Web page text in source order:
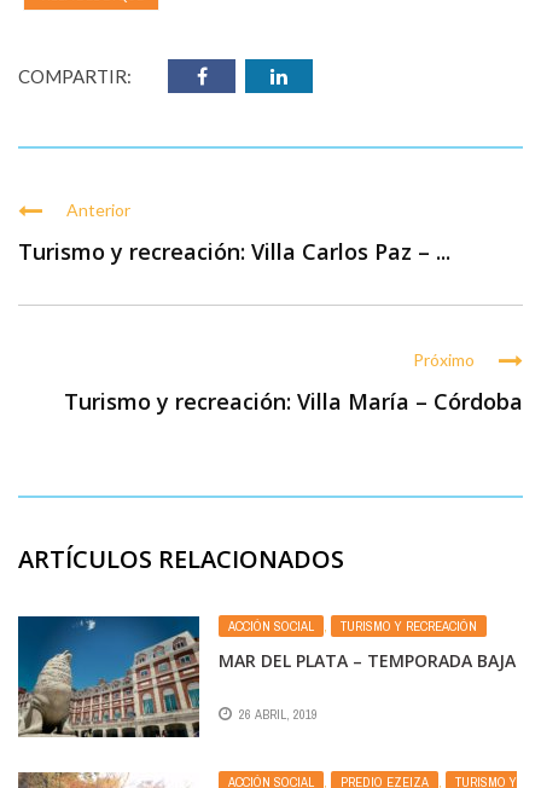
COMPARTIR:
Anterior
Turismo y recreación: Villa Carlos Paz – ...
Próximo
Turismo y recreación: Villa María – Córdoba
ARTÍCULOS RELACIONADOS
ACCIÓN SOCIAL , TURISMO Y RECREACIÓN
MAR DEL PLATA – TEMPORADA BAJA
26 ABRIL, 2019
ACCIÓN SOCIAL PREDIO EZEIZA
TURISMO Y